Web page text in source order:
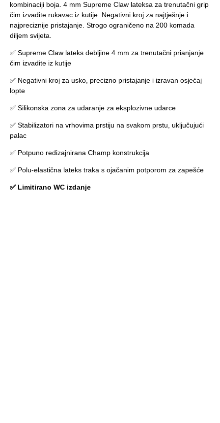
kombinaciji boja. 4 mm Supreme Claw lateksa za trenutačni grip
čim izvadite rukavac iz kutije. Negativni kroj za najtješnje i
najpreciznije pristajanje. Strogo ograničeno na 200 komada
diljem svijeta.
✅ Supreme Claw lateks debljine 4 mm za trenutačni prianjanje
čim izvadite iz kutije
✅ Negativni kroj za usko, precizno pristajanje i izravan osjećaj
lopte
✅ Silikonska zona za udaranje za eksplozivne udarce
✅ Stabilizatori na vrhovima prstiju na svakom prstu, uključujući
palac
✅ Potpuno redizajnirana Champ konstrukcija
✅ Polu-elastična lateks traka s ojačanim potporom za zapešće
✅ Limitirano WC izdanje